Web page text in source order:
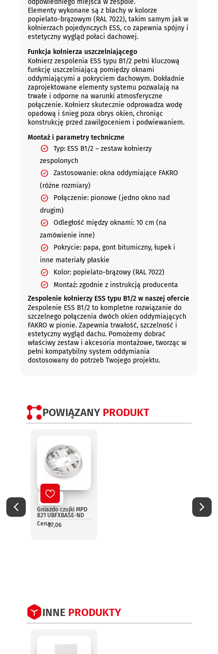
Elementy wykonane są z blachy w kolorze
popielato-brązowym (RAL 7022), takim samym jak w
kołnierzach pojedynczych ESS, co zapewnia spójny i
estetyczny wygląd połaci dachowej.
Funkcja kołnierza uszczelniającego
Kołnierz zespolenia ESS typu B1/2 pełni kluczową
funkcję uszczelniającą pomiędzy oknami
oddymiającymi a pokryciem dachowym. Dokładnie
zaprojektowane elementy systemu pozwalają na
trwałe i odporne na warunki atmosferyczne
połączenie. Kołnierz skutecznie odprowadza wodę
opadową i śnieg poza obrys okien, chroniąc
konstrukcję przed zawilgoceniem i podwiewaniem.
Montaż i parametry techniczne
Typ: ESS B1/2 – zestaw kołnierzy
zespolonych
Zastosowanie: okna oddymiające FAKRO
(różne rozmiary)
Połączenie: pionowe (jedno okno nad
drugim)
Odległość między oknami: 10 cm (na
zamówienie inne)
Pokrycie: papa, gont bitumiczny, łupek i
inne materiały płaskie
Kolor: popielato-brązowy (RAL 7022)
Montaż: zgodnie z instrukcją producenta
Zespolenie kołnierzy ESS typu B1/2 w naszej ofercie
Zespolenie ESS B1/2 to kompletne rozwiązanie do
szczelnego połączenia dwóch okien oddymiających
FAKRO w pionie. Zapewnia trwałość, szczelność i
estetyczny wygląd dachu. Pomożemy dobrać
właściwy zestaw i akcesoria montażowe, tworząc w
pełni kompatybilny system oddymiania
dostosowany do potrzeb Twojego projektu.
POWIĄZANY PRODUKT
Nowy
Gniazdo czujki MPD
821 UBFXBASE-ND
Cena:27,06
dymu
INNE PRODUKTY